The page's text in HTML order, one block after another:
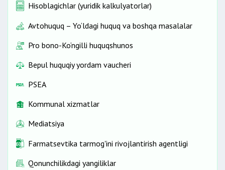
Hisoblagichlar (yuridik kalkulyatorlar)
Avtohuquq – Yo‘ldagi huquq va boshqa masalalar
Pro bono-Ko‘ngilli huquqshunos
Bepul huquqiy yordam vaucheri
PSEA
Kommunal xizmatlar
Mediatsiya
Farmatsevtika tarmog'ini rivojlantirish agentligi
Qonunchilikdagi yangiliklar